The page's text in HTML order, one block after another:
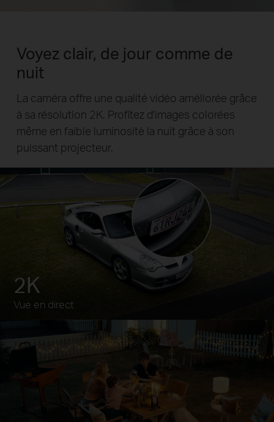
Voyez clair, de jour comme de
nuit
La caméra offre une qualité vidéo améliorée grâce
à sa résolution 2K. Profitez d'images colorées
même en faible luminosité la nuit grâce à son
puissant projecteur.
2K
Vue en direct